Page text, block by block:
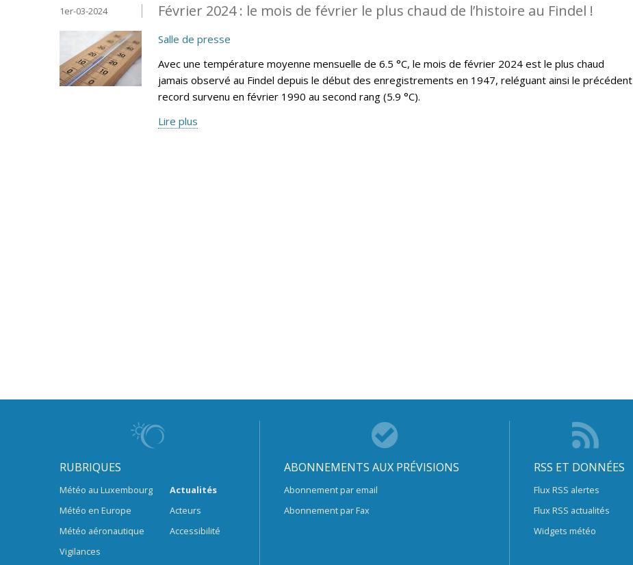
Février 2024 : le mois de février le plus chaud de l’histoire au Findel !
1er-03-2024
Salle de presse
Avec une température moyenne mensuelle de 6.5 °C, le mois de février 2024 est le plus chaud
jamais observé au Findel depuis le début des enregistrements en 1947, reléguant ainsi le précédent
record survenu en février 1990 au second rang (5.9 °C).
Lire plus
RUBRIQUES
Météo au Luxembourg
Météo en Europe
Météo aéronautique
Vigilances
Actualités
Acteurs
Accessibilité
ABONNEMENTS AUX PRÉVISIONS
Abonnement par email
Abonnement par Fax
RSS ET DONNÉES
Flux RSS alertes
Flux RSS actualités
Widgets météo